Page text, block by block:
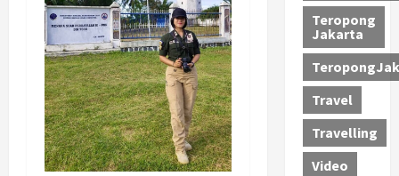
Teropong
Jakarta
Travel
Travelling
Video